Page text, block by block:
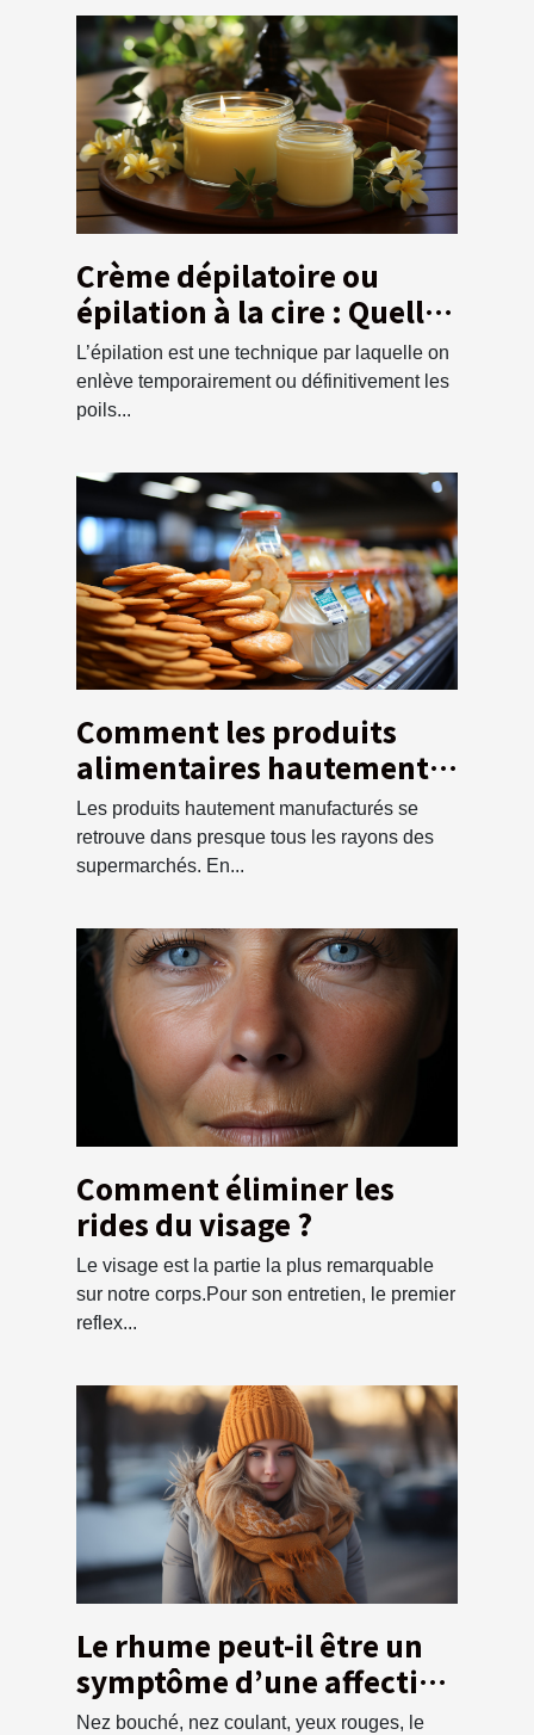
Crème dépilatoire ou
épilation à la cire : Quelle
méthode préférer ?
L’épilation est une technique par laquelle on
enlève temporairement ou définitivement les
poils...
Comment les produits
alimentaires hautement
manufacturés affectent-
ils votre santé ?
Les produits hautement manufacturés se
retrouve dans presque tous les rayons des
supermarchés. En...
Comment éliminer les
rides du visage ?
Le visage est la partie la plus remarquable
sur notre corps.Pour son entretien, le premier
reflex...
Le rhume peut-il être un
symptôme d’une affection
?
Nez bouché, nez coulant, yeux rouges, le